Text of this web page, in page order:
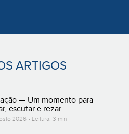
ARTIGOS
— Um momento para
escutar e rezar
2026 • Leitura: 3 min